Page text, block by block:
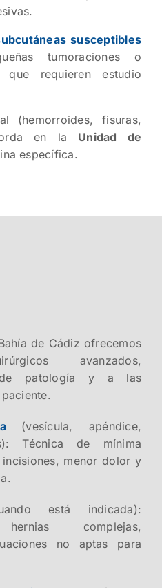
susceptibles
tumoraciones o
que requieren estudio
(hemorroides, fisuras,
en la Unidad de
específica.
de Cádiz ofrecemos
avanzados,
patología y a las
(vesícula, apéndice,
Técnica de mínima
menor dolor y
está indicada):
complejas,
no aptas para